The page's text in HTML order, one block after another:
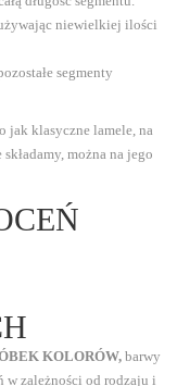
niewielkiej ilości
segmenty
jak klasyczne lamele, na
można na jego
KOLORÓW, barwy
w zależności od rodzaju i